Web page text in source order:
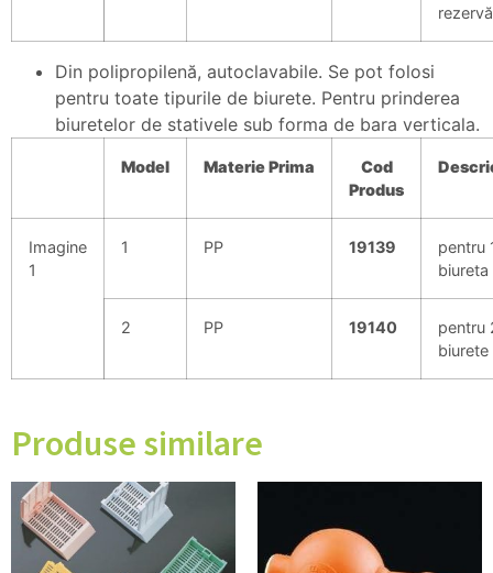
rezervă
Din polipropilenă, autoclavabile. Se pot folosi
pentru toate tipurile de biurete. Pentru prinderea
biuretelor de stativele sub forma de bara verticala.
Model MateriePrima
Cod
Produs
Imagine
1
1 PP 19139
pentru
biureta
2 PP 19140
pentru
biurete
Produse similare